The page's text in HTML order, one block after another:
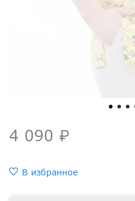
4 090 ₽
В избранное